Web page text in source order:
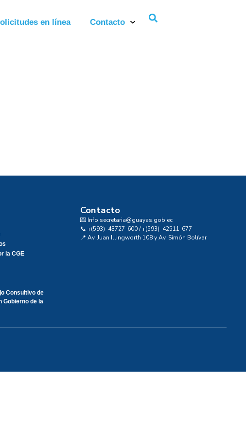
en línea Contacto
la CGE
Consultivo de
Gobierno de la
Contacto
💌 Info.secretaria@guayas.gob.ec
📞 +(593) 43727-600 / +(593) 42511-677
📍 Av. Juan Illingworth 108 y Av. Simón Bolívar